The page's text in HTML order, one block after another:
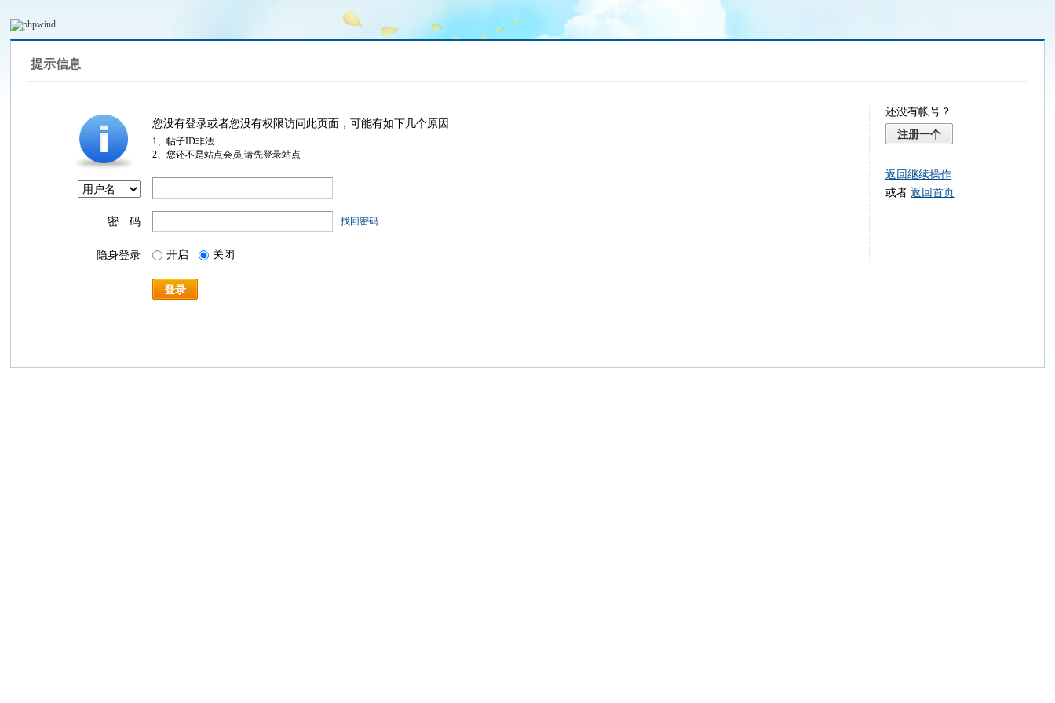
提示信息
您没有登录或者您没有权限访问此页面，可能有如下几个原因
1、帖子ID非法
2、您还不是站点会员,请先登录站点
密 码 找回密码
隐身登录 开启 关闭
登录
还没有帐号？
注册一个
返回继续操作
或者 返回首页